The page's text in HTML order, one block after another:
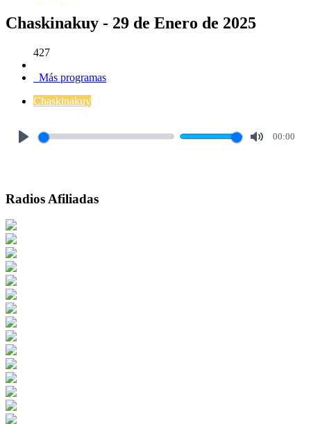
Chaskinakuy - 29 de Enero de 2025
427
Más programas
Chaskinakuy
00:00
Radios Afiliadas